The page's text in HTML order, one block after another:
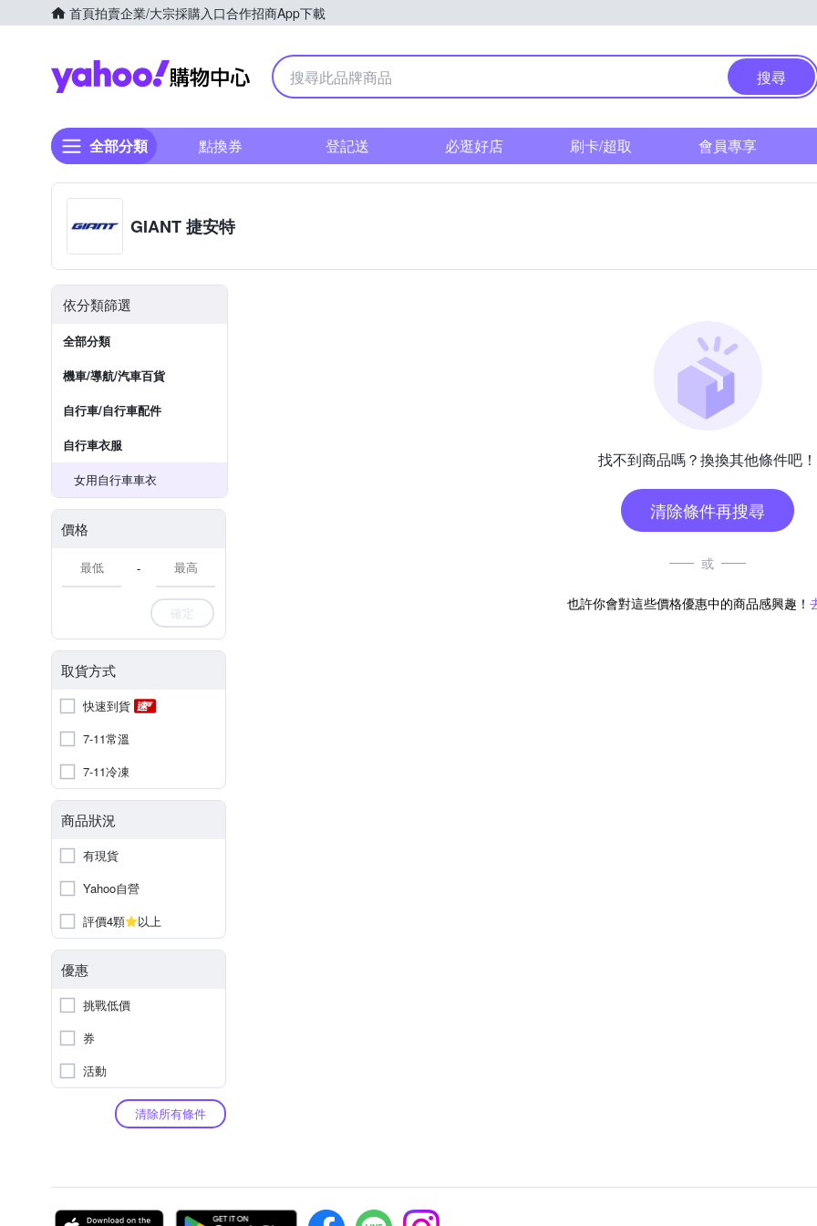
首頁拍賣企業/大宗採購入口合作招商App下載
Yahoo購物中心
搜尋
全部分類 點換券 登記送 必逛好店 刷卡/超取 會員專享
GIANT 捷安特
依分類篩選
全部分類
機車/導航/汽車百貨
自行車/自行車配件
自行車衣服
女用自行車車衣
價格
-
確定
取貨方式
快速到貨
7-11常溫
7-11冷凍
商品狀況
有現貨
Yahoo自營
評價4顆
以上
優惠
挑戰低價
券
活動
清除所有條件
找不到商品嗎？換換其他條件吧！
清除條件再搜尋
或
也許你會對這些價格優惠中的商品感興趣！